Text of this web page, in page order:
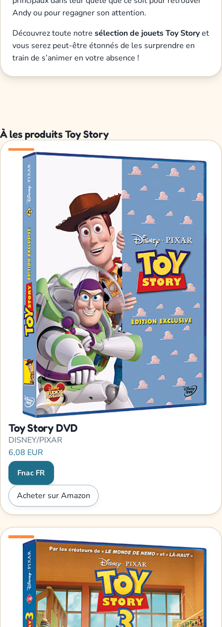
Andy ou pour regagner son attention.
Découvrez toute notre sélection de jouets Toy Storyet
vous serez peut-être étonnés de les surprendre en
train de s’animer en votre absence !
À les produits Toy Story
Toy Story DVD
DISNEY/PIXAR
6,08 EUR
Fnac FR
Acheter sur Amazon